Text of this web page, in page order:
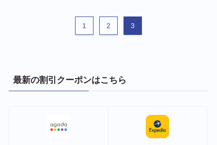
1 2 3
最新の割引クーポンはこちら